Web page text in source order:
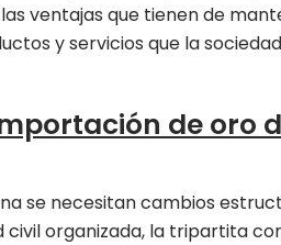
ventajas que tienen de
y servicios que la sociedad
de oro
se necesitan cambios
civil organizada, la tripartita